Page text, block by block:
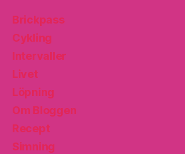
Brickpass
Cykling
Intervaller
Livet
Löpning
Om Bloggen
Recept
Simning